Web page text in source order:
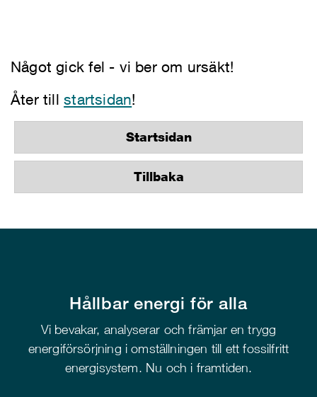
Något gick fel - vi ber om ursäkt!
Åter tillstartsidan!
Startsidan
Tillbaka
Hållbar energi för alla
Vi bevakar, analyserar och främjar en trygg
energiförsörjning i omställningen till ett fossilfritt
energisystem. Nu och i framtiden.